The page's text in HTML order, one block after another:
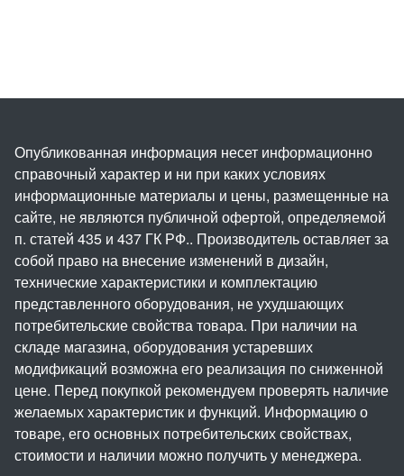
Опубликованная информация несет информационно
справочный характер и ни при каких условиях
информационные материалы и цены, размещенные на
сайте, не являются публичной офертой, определяемой
п. статей 435 и 437 ГК РФ.. Производитель оставляет за
собой право на внесение изменений в дизайн,
технические характеристики и комплектацию
представленного оборудования, не ухудшающих
потребительские свойства товара. При наличии на
складе магазина, оборудования устаревших
модификаций возможна его реализация по сниженной
цене. Перед покупкой рекомендуем проверять наличие
желаемых характеристик и функций. Информацию о
товаре, его основных потребительских свойствах,
стоимости и наличии можно получить у менеджера.